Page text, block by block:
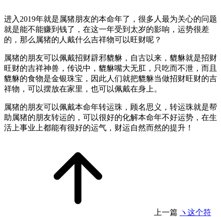
进入2019年就是属猪朋友的本命年了，很多人最为关心的问题
就是能不能赚到钱了，在这一年受到太岁的影响，运势很差
的，那么属猪的人戴什么吉祥物可以旺财呢？
属猪的朋友可以佩戴招财辟邪貔貅，自古以来，貔貅就是招财
旺财的吉祥神兽，传说中，貔貅嘴大无肛，只吃而不泄，而且
貔貅的食物是金银珠宝，因此人们就把貔貅当做招财旺财的吉
祥物，可以摆放在家里，也可以佩戴在身上。
属猪的朋友可以佩戴本命年转运珠，顾名思义，转运珠就是帮
助属猪的朋友转运的，可以很好的化解本命年不好运势，在生
活上事业上都能有很好的运气，财运自然而然的提升！
上一篇 ヽ这个符